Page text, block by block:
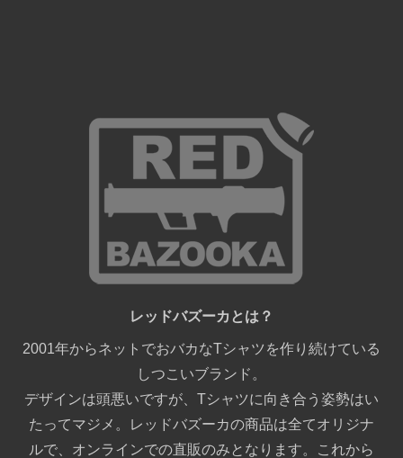
レッドバズーカとは？
2001年からネットでおバカなTシャツを作り続けている
しつこいブランド。
デザインは頭悪いですが、Tシャツに向き合う姿勢はい
たってマジメ。レッドバズーカの商品は全てオリジナ
ルで、オンラインでの直販のみとなります。これから